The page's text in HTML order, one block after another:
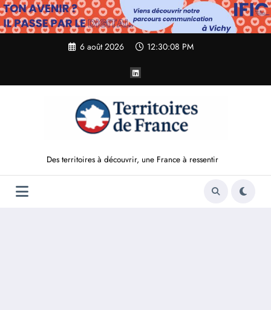
Aller
au
contenu
6 août 2026 12:30:09 PM
Des territoires à découvrir, une France à ressentir